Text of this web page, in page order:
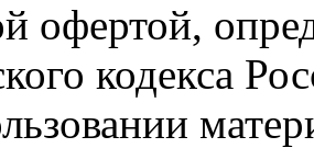
офертой,
кодекса